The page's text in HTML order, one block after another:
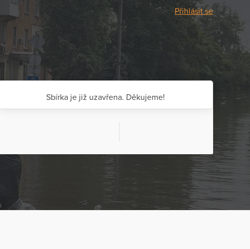
Přihlásit se
Sbírka je již uzavřena. Děkujeme!